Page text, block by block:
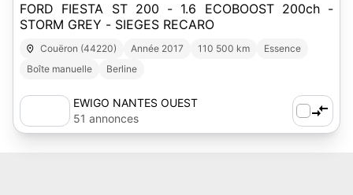
FORD FIESTA ST 200 - 1.6 ECOBOOST 200ch -
STORM GREY - SIEGES RECARO
Couëron (44220) Année 2017 110 500 km
Essence
Boîte manuelle
Berline
EWIGO NANTES OUEST
51 annonces